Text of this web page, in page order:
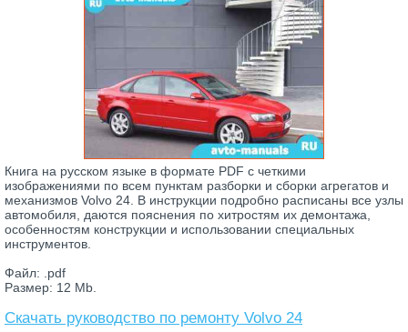
Книга на русском языке в формате PDF с четкими
изображениями по всем пунктам разборки и сборки агрегатов и
механизмов Volvo 24. В инструкции подробно расписаны все узлы
автомобиля, даются пояснения по хитростям их демонтажа,
особенностям конструкции и использовании специальных
инструментов.
Файл: .pdf
Размер: 12 Mb.
Скачать руководство по ремонту Volvo 24